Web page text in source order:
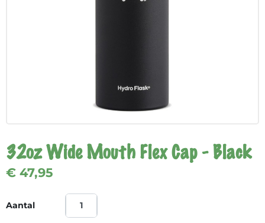
32oz Wide Mouth Flex Cap - Black
€ 47,95
Aantal